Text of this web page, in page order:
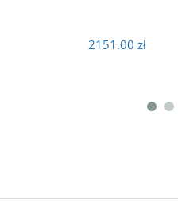
2151.00 zł